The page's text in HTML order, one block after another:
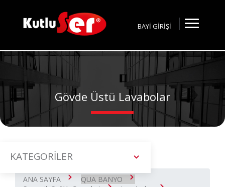
BAYİ GİRİŞİ
Gövde Üstü Lavabolar
KATEGORİLER
ANA SAYFA
QUA BANYO